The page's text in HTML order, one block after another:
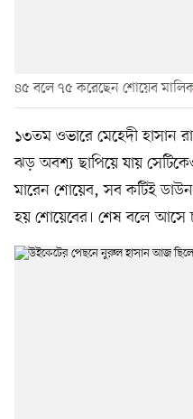
৪৫ বলে ৭৫ করেছেন শোয়েব
১৩তম ওভারে মেহেদী হাসান
ঝড় অবশ্য ছাপিয়ে যায়
মারেন শোয়েব, সব কটিই ডাউন
হয় শোয়েবের। শেষ বলে আসে